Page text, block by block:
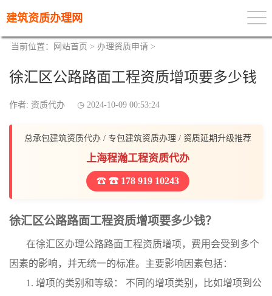
建筑资质办理网
当前位置： 网站首页 > 办理资质申请 >
徐汇区公路路面工程资质增项要多少钱
作者: 资质代办 2024-10-09 00:53:24
总承包建筑资质代办 / 专包建筑资质办理 / 资质延期升级推荐
上海程瀚工程资质代办
☎ 178 919 10243
徐汇区公路路面工程资质增项要多少钱？
在徐汇区办理公路路面工程资质增项，费用会受到多个
因素的影响，并无统一的标准。主要影响因素包括：
1. 增项的类别和等级： 不同的增项类别，比如增项到公